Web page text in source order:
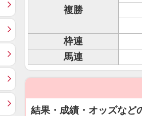
複勝
枠連
馬連
結果・成績・オッズなど